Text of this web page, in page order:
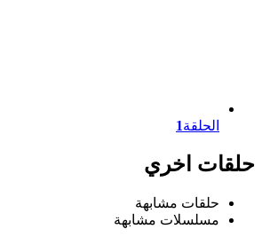
الحلقة1
حلقات اخري
حلقات مشابهة
مسلسلات مشابهة